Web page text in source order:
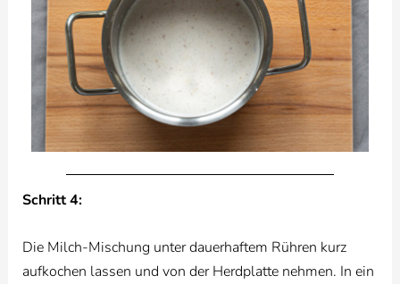
Schritt 4:
Die Milch-Mischung unter dauerhaftem Rühren kurz
aufkochen lassen und von der Herdplatte nehmen. In ein